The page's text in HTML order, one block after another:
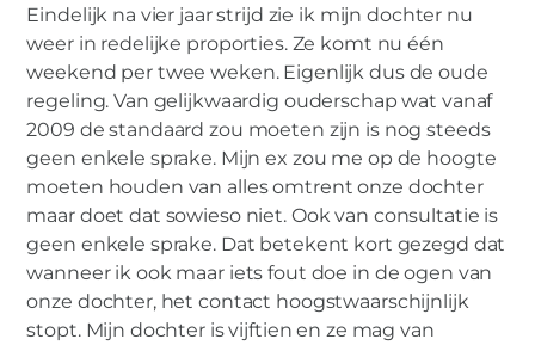
maak kennis met Henk
Eindelijk na vier jaar strijd zie ik mijn dochter nu
weer in redelijke proporties. Ze komt nu één
weekend per twee weken. Eigenlijk dus de oude
regeling. Van gelijkwaardig ouderschap wat vanaf
2009 de standaard zou moeten zijn is nog steeds
geen enkele sprake. Mijn ex zou me op de hoogte
moeten houden van alles omtrent onze dochter
maar doet dat sowieso niet. Ook van consultatie is
geen enkele sprake. Dat betekent kort gezegd dat
wanneer ik ook maar iets fout doe in de ogen van
onze dochter, het contact hoogstwaarschijnlijk
stopt. Mijn dochter is vijftien en ze mag van